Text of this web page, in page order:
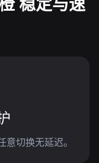
切换无延迟。